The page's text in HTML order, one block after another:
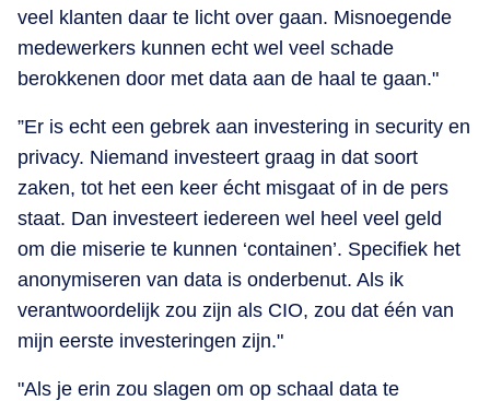
veel klanten daar te licht over gaan. Misnoegende
medewerkers kunnen echt wel veel schade
berokkenen door met data aan de haal te gaan."
”Er is echt een gebrek aan investering in security en
privacy. Niemand investeert graag in dat soort
zaken, tot het een keer écht misgaat of in de pers
staat. Dan investeert iedereen wel heel veel geld
om die miserie te kunnen ‘containen’. Specifiek het
anonymiseren van data is onderbenut. Als ik
verantwoordelijk zou zijn als CIO, zou dat één van
mijn eerste investeringen zijn."
"Als je erin zou slagen om op schaal data te